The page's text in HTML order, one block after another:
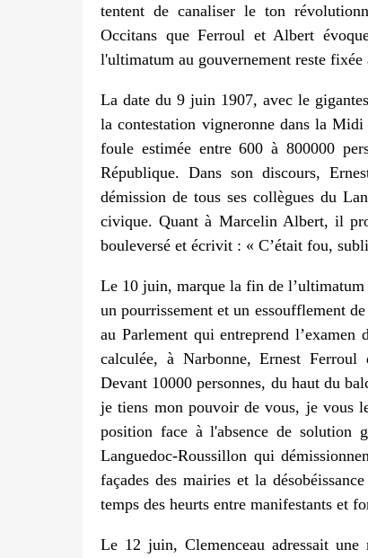
tentent de canaliser le ton
Occitans que Ferroul et Albert
l'ultimatum au gouvernement reste
La date du 9 juin 1907, avec le
la contestation vigneronne dans la
foule estimée entre 600 à 800000
République. Dans son discours,
démission de tous ses collègues du
civique. Quant à Marcelin Albert, il
bouleversé et écrivit : « C’était fou,
Le 10 juin, marque la fin de l’ultimatum
un pourrissement et un essoufflement
au Parlement qui entreprend
calculée, à Narbonne, Ernest Ferroul
Devant 10000 personnes, du haut du
je tiens mon pouvoir de vous, je vous
position face à l'absence de solution
Languedoc-Roussillon qui
façades des mairies et la
temps des heurts entre manifestants et
Le 12 juin, Clemenceau adressait